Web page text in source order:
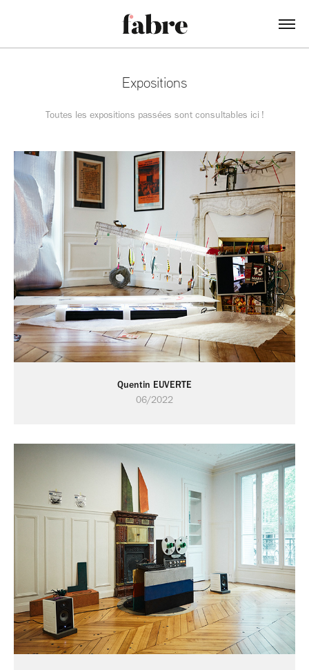
Expositions
Toutes les expositions passées sont consultables ici !
Quentin EUVERTE
06/2022